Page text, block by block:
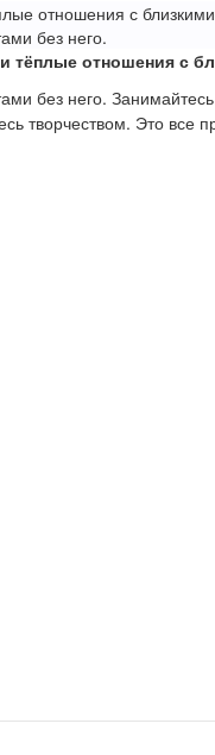
отношения с
без него.
тёплые отношения с
без него.
творчеством. Это все